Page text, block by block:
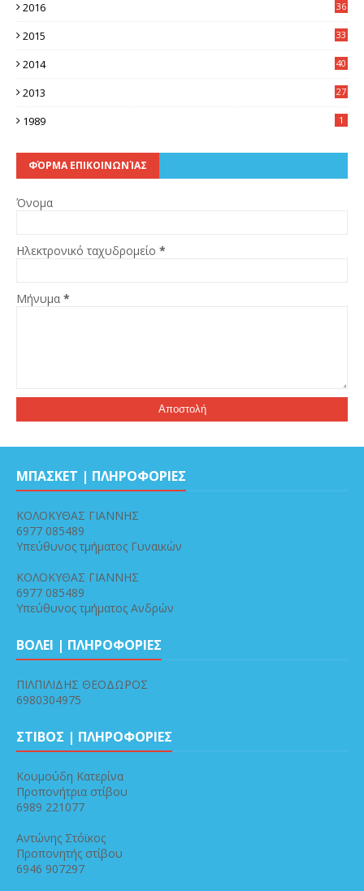
2016
36
2015
33
2014
40
2013
27
1989 1
ΦΌΡΜΑ ΕΠΙΚΟΙΝΩΝΊΑΣ
Όνομα
Ηλεκτρονικό ταχυδρομείο *
Μήνυμα *
ΜΠΑΣΚΕΤ | ΠΛΗΡΟΦΟΡΙΕΣ
ΚΟΛΟΚΥΘΑΣ ΓΙΑΝΝΗΣ
6977 085489
Υπεύθυνος τμήματος Γυναικών
ΚΟΛΟΚΥΘΑΣ ΓΙΑΝΝΗΣ
6977 085489
Υπεύθυνος τμήματος Ανδρών
ΒΟΛΕΙ | ΠΛΗΡΟΦΟΡΙΕΣ
ΠΙΛΠΙΛΙΔΗΣ ΘΕΟΔΩΡΟΣ
6980304975
ΣΤΙΒΟΣ | ΠΛΗΡΟΦΟΡΙΕΣ
Κουμούδη Κατερίνα
Προπονήτρια στίβου
6989 221077
Αντώνης Στόϊκος
Προπονητής στίβου
6946 907297